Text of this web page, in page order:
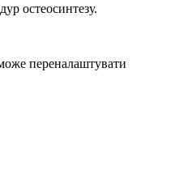
остеосинтезу.
переналаштувати